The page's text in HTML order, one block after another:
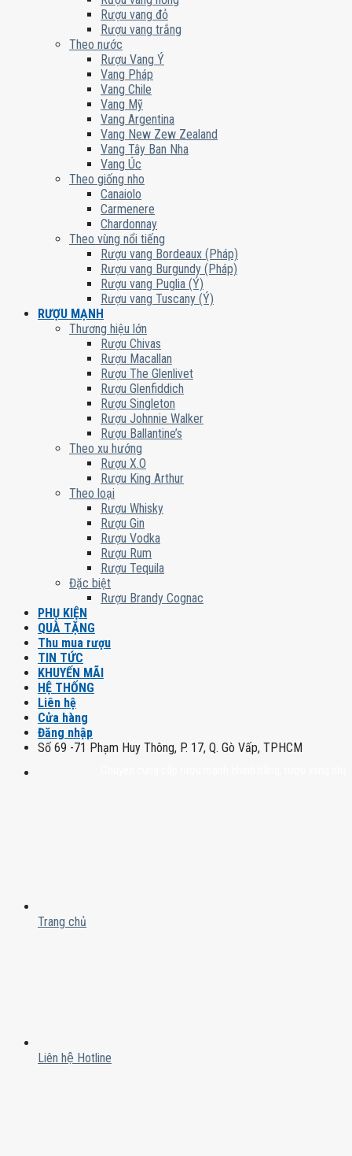
Rượu vang đỏ
Rượu vang trắng
Theo nước
Rượu Vang Ý
Vang Pháp
Vang Chile
Vang Mỹ
Vang Argentina
Vang New Zew Zealand
Vang Tây Ban Nha
Vang Úc
Theo giống nho
Canaiolo
Carmenere
Chardonnay
Theo vùng nổi tiếng
Rượu vang Bordeaux (Pháp)
Rượu vang Burgundy (Pháp)
Rượu vang Puglia (Ý)
Rượu vang Tuscany (Ý)
RƯỢU MẠNH
Thương hiệu lớn
Rượu Chivas
Rượu Macallan
Rượu The Glenlivet
Rượu Glenfiddich
Rượu Singleton
Rượu Johnnie Walker
Rượu Ballantine’s
Theo xu hướng
Rượu X.O
Rượu King Arthur
Theo loại
Rượu Whisky
Rượu Gin
Rượu Vodka
Rượu Rum
Rượu Tequila
Đặc biệt
Rượu Brandy Cognac
PHỤ KIỆN
QUÀ TẶNG
Thu mua rượu
TIN TỨC
KHUYẾN MÃI
HỆ THỐNG
Liên hệ
Cửa hàng
Đăng nhập
Số 69 -71 Phạm Huy Thông, P. 17, Q. Gò Vấp, TPHCM
Trang chủ
Liên hệ Hotline